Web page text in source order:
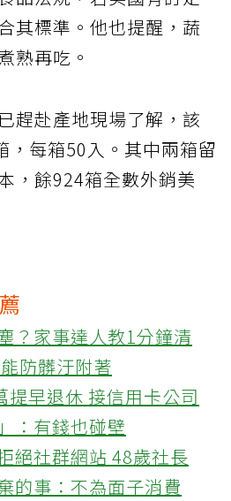
其標準。他也提醒，蔬
熟再吃。
趕赴產地現場了解，該
，每箱50入。其中兩箱留
，餘924箱全數外銷美
？家事達人教1分鐘清
防髒汙附著
早退休 接信用卡公司
：有錢也碰壁
絕社群網站 48歲社長
的事：不為面子消費